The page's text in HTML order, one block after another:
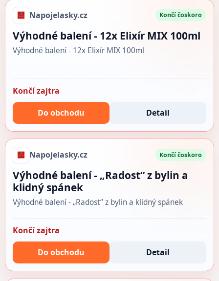
Napojelasky.cz Končí čoskoro
Výhodné balení - 12x Elixír MIX 100ml
Výhodné balení - 12x Elixír MIX 100ml
Končí zajtra
Do obchodu Detail
Napojelasky.cz Končí čoskoro
Výhodné balení - „Radost“ z bylin a
klidný spánek
Výhodné balení - „Radost“ z bylin a klidný spánek
Končí zajtra
Do obchodu Detail